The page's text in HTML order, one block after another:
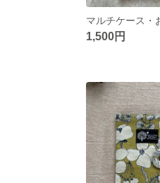
1,500円